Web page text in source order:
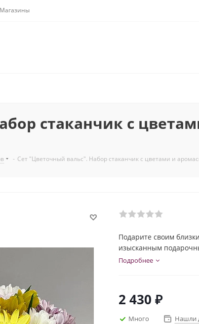
Магазины
стаканчик с
- Сет "Цветочный вальс". Набор стаканчик с цветами и
Подарите своим
изысканным
цветовой гамме,
Подробнее
2 430 ₽
Много Нашли